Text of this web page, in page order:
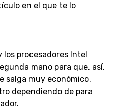
en el que te lo
los procesadores Intel
mano para que, así,
salga muy económico.
dependiendo de para